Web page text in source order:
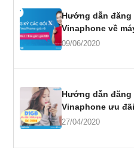
Hướng dẫn đăng
Vinaphone về
09/06/2020
Hướng dẫn đăng
Vinaphone ưu
27/04/2020